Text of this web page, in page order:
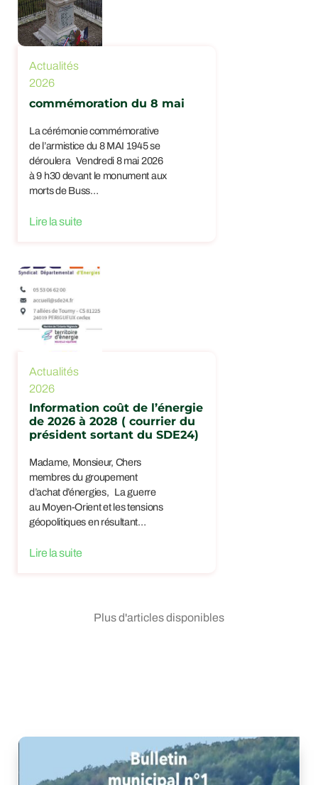
Actualités
2026
commémoration du 8 mai
La cérémonie commémorative
de l’armistice du 8 MAI 1945 se
déroulera Vendredi 8 mai 2026
à 9 h30 devant le monument aux
morts de Buss…
Lire la suite
Actualités
2026
Information coût de l’énergie
de 2026 à 2028 ( courrier du
président sortant du SDE24)
Madame, Monsieur, Chers
membres du groupement
d’achat d’énergies, La guerre
au Moyen-Orient et les tensions
géopolitiques en résultant…
Lire la suite
Plus d'articles disponibles